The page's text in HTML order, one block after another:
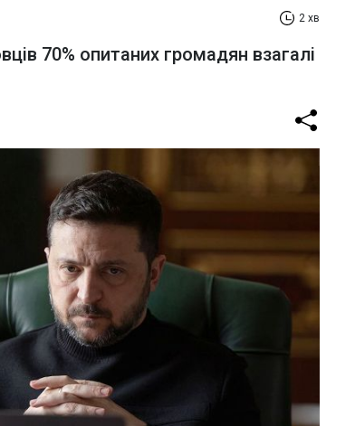
2 хв
70% опитаних громадян взагалі